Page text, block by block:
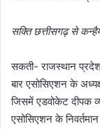
सक्ति छत्तीसगढ़ से
सकती- राजस्थान
बार एसोसिएशन के
जिसमें एडवोकेट दीपक
एसोसिएशन के निवर्तमान